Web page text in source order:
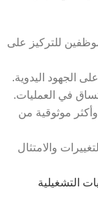
للتركيز على
الجهود اليدوية.
في العمليات.
موثوقية من
والامتثال
التشغيلية